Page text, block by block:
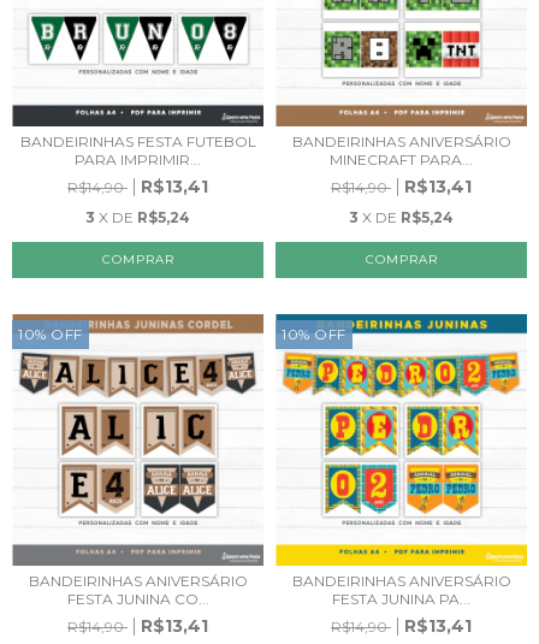
BANDEIRINHAS FESTA FUTEBOL
PARA IMPRIMIR...
R$14,90
R$13,41
3 X DE R$5,24
BANDEIRINHAS ANIVERSÁRIO
MINECRAFT PARA...
R$14,90
R$13,41
3 X DE R$5,24
10% OFF
BANDEIRINHAS ANIVERSÁRIO
FESTA JUNINA CO...
R$14,90
R$13,41
10%OFF
BANDEIRINHAS ANIVERSÁRIO
FESTA JUNINA PA...
R$14,90
R$13,41